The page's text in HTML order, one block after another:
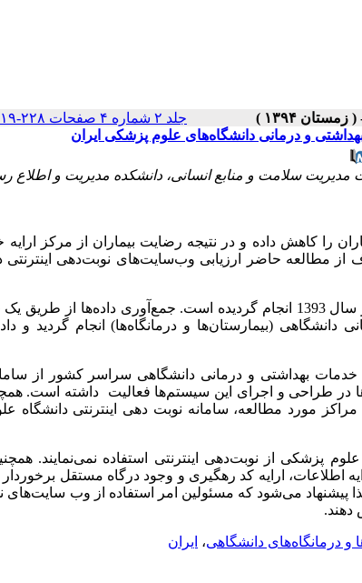
جلد ۲ شماره ۴ صفحات ۲۲۸-۲۱۹
و درمانی دانشگاه‌های علوم پزشکی ایران
سلامت و منابع انسانی، دانشکده مدیریت و اطلاع
را کاهش داده و در نتیجه رضایت بیماران از مرکز
از مطالعه حاضر ارزیابی وب‌سایت‌های نوبت‌دهی اینترنتی
مطالعه حاضر یک مطالعه مقطعی- توصیفی می‌باشد که در سال 1393 انجام گردیده است.
(بیمارستان‌ها و درمانگاه‌ها) انجام گردید و
نشان داد که تنها 9 درصد از مراکز خدمات بهداشتی و درمانی دانشگاهی سراسر
در طراحی و اجرای این سیستم‌ها فعالیت داشته است.
4/4 محاسبه گردید. در میان مراکز مورد مطالعه، سامانه نوبت دهی اینترنتی
پزشکی از نوبتدهی اینترنتی استفاده نمینمایند.
اطلاعات، ارایه کد رهگیری و وجود درگاه مستقل
پیشنهاد میشود که مسئولین امر استفاده از وب سایتهای
دهند.
و درمانگاه‌های دانشگاهی، ایران